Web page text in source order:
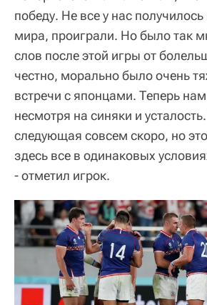
победу. Не все у нас
мира, проиграли. Но было так
слов после этой игры от
честно, морально было очень
встречи с японцами. Теперь нам
несмотря на синяки и
следующая совсем скоро, но
здесь все в одинаковых
- отметил игрок.